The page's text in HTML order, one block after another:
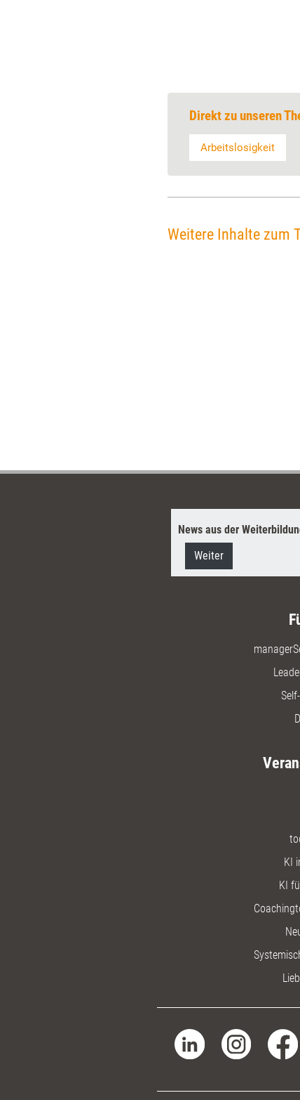
Direkt zu unseren
Arbeitslosigkeit
Weitere Inhalte zum
News aus der
Weiter
KI
KI